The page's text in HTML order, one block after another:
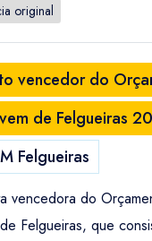
original
vencedor do
de Felgueiras
Felgueiras
vencedora do
Felgueiras, que